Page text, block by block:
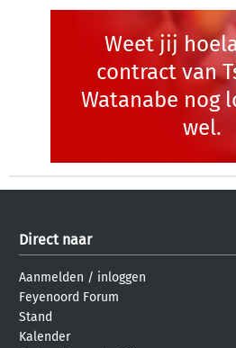
Weet jij
contract van
Watanabe nog
wel.
Direct naar
Aanmelden / inloggen
Feyenoord Forum
Stand
Kalender